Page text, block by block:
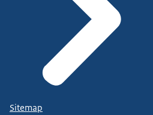
Sitemap